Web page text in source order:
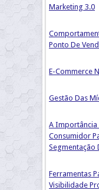
Marketing 3.0
Ponto De
E-Commerce
Gestão Das
A
Consumidor
Segmentação
Ferramentas
Visibilidade